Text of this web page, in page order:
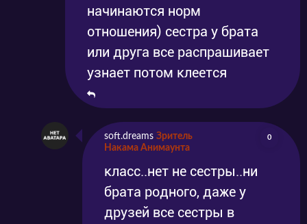
начинаются норм
отношения) сестра у брата
или друга все распрашивает
узнает потом клеется
soft.dreams Зритель
Накама Анимаунта
0
класс..нет не сестры..ни
брата родного, даже у
друзей все сестры в